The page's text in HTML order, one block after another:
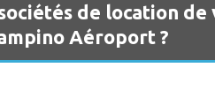
de location
Aéroport ?